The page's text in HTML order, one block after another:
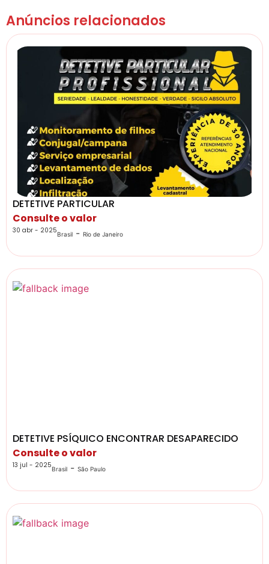
Anúncios relacionados
DETETIVE PARTICULAR
Consulte o valor
30 abr - 2025Brasil - Rio de Janeiro
DETETIVE PSÍQUICO ENCONTRAR DESAPARECIDO
Consulte o valor
13 jul - 2025Brasil - São Paulo